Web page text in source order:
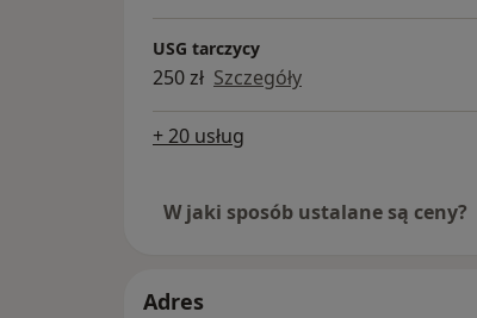
USG tarczycy
250 zł Szczegóły
+ 20 usług
W jaki sposób ustalane są ceny?
Adres